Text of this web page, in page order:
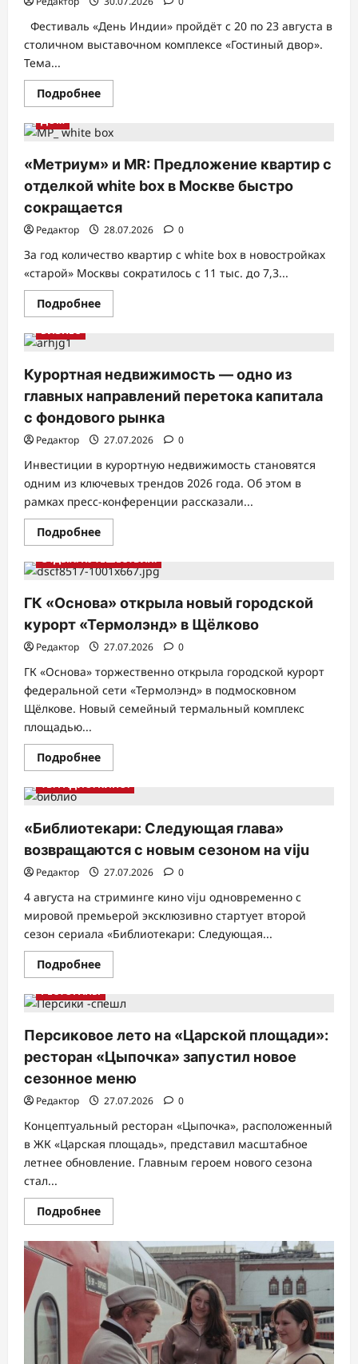
Фестиваль «День Индии» пройдёт с 20 по 23 августа в
столичном выставочном комплексе «Гостиный двор».
Тема...
ПодробнееПрочитать
больше
Индии»
сердце
Москвы:
праздник
индийской
культуры
с
20
по
23
августа
в
Гостином
дворе
ДОМ
«Метриум» и MR: Предложение квартир с
отделкой white box в Москве быстро
сокращается
Редактор 28.07.2026 0
За год количество квартир с white box в новостройках
«старой» Москвы сократилось с 11 тыс. до 7,3...
ПодробнееПрочитать
больше
Предложение
квартир
с
отделкой
white
box
в
Москве
быстро
сокращается
БИЗНЕС
Курортная недвижимость — одно из
главных направлений перетока капитала
с фондового рынка
Редактор 27.07.2026 0
Инвестиции в курортную недвижимость становятся
одним из ключевых трендов 2026 года. Об этом в
рамках пресс-конференции рассказали...
ПодробнееПрочитать
больше
Курортная
недвижимость
одно
из
главных
направлений
перетока
капитала
фондового
рынка
ОТДЫХ. ПУТЕШЕСТВИЯ.
ГК «Основа» открыла новый городской
курорт «Термолэнд» в Щёлково
Редактор 27.07.2026 0
ГК «Основа» торжественно открыла городской курорт
федеральной сети «Термолэнд» в подмосковном
Щёлкове. Новый семейный термальный комплекс
площадью...
ПодробнееПрочитать
больше
ГК
новый
городской
курорт
«Термолэнд»
в
Щёлково
ТВ. РАДИО. КИНО.
«Библиотекари: Следующая глава»
возвращаются с новым сезоном на viju
Редактор 27.07.2026 0
4 августа на стриминге кино viju одновременно с
мировой премьерой эксклюзивно стартует второй
сезон сериала «Библиотекари: Следующая...
ПодробнееПрочитать
больше
«Библиотекари:
Следующая
возвращаются
с
новым
сезоном
на
viju
РЕСТОРАНЫ
Персиковое лето на «Царской площади»:
ресторан «Цыпочка» запустил новое
сезонное меню
Редактор 27.07.2026 0
Концептуальный ресторан «Цыпочка», расположенный
в ЖК «Царская площадь», представил масштабное
летнее обновление. Главным героем нового сезона
стал...
ПодробнееПрочитать
больше
Персиковое
лето
на
«Царской
площади»:
ресторан
«Цыпочка»
запустил
новое
сезонное
меню